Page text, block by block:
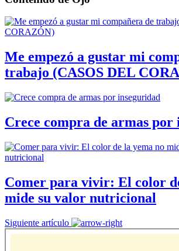
Me empezó a gustar mi
trabajo (CASOS DEL
Crece compra de armas por
Comer para vivir: El color
mide su valor nutricional
Siguiente artículo